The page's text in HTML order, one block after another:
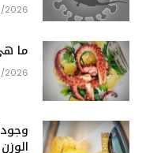
2026
ما
2026